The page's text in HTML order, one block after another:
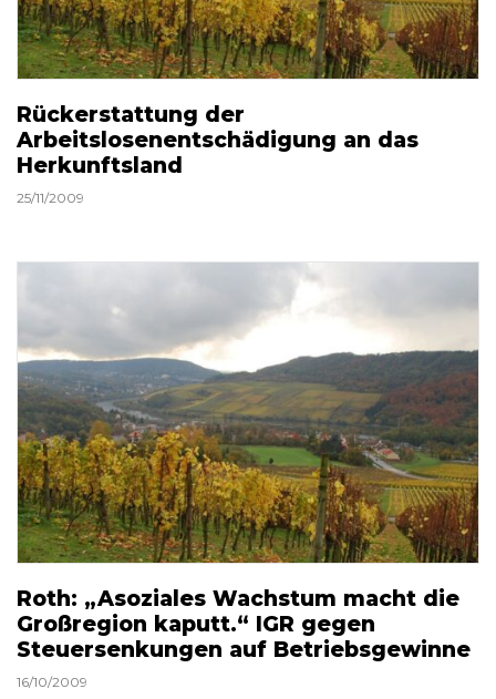
Rückerstattung der
Arbeitslosenentschädigung an das
Herkunftsland
25/11/2009
Roth: „Asoziales Wachstum macht die
Großregion kaputt.“ IGR gegen
Steuersenkungen auf Betriebsgewinne
16/10/2009